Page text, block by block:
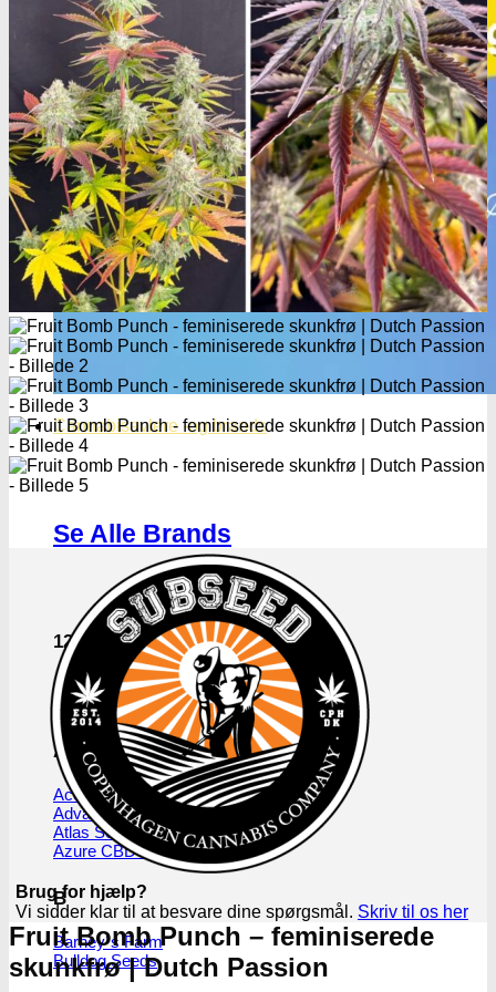
Cannabisavlere -og brands
Se Alle Brands
123
00 Seeds
710 Genetics
A
Ace Seeds
Advanced Seeds
Atlas Seeds
Azure CBD Co.
B
Barney´s Farm
Bulldog Seeds
Brug for hjælp?
Vi sidder klar til at besvare dine spørgsmål. Skriv til os her
Fruit Bomb Punch – feminiserede
skunkfrø | Dutch Passion